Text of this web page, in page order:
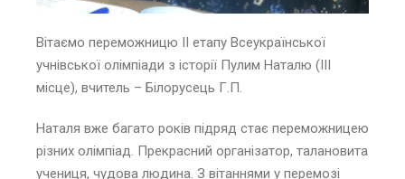
Вітаємо переможницю ІІ етапу Всеукраїнської
учнівської олімпіади з історії Пулим Наталю (ІІІ
місце), вчитель – Білорусець Г.П.
Наталя вже багато років підряд стає переможницею
різних олімпіад. Прекрасний організатор, талановита
учениця, чудова людина. З вітаннями у перемозі